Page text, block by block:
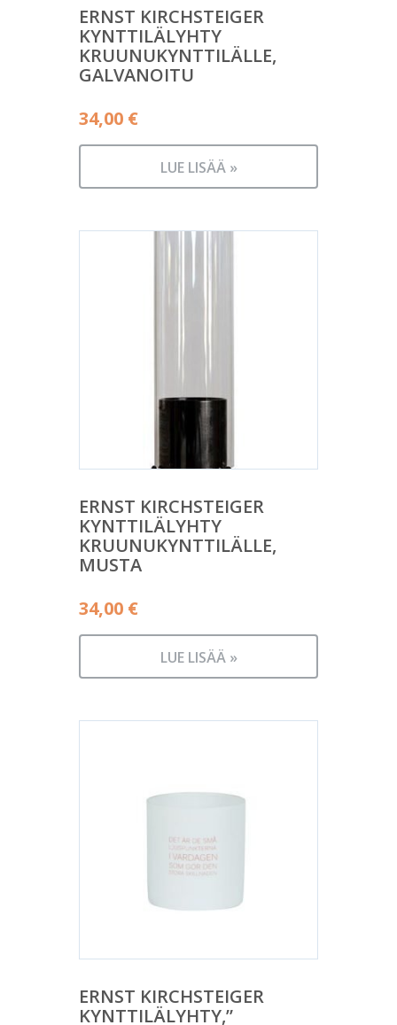
ERNST KIRCHSTEIGER
KYNTTILÄLYHTY
KRUUNUKYNTTILÄLLE,
GALVANOITU
34,00 €
LUE LISÄÄ »
ERNST KIRCHSTEIGER
KYNTTILÄLYHTY
KRUUNUKYNTTILÄLLE,
MUSTA
34,00 €
LUE LISÄÄ »
ERNST KIRCHSTEIGER
KYNTTILÄLYHTY,”